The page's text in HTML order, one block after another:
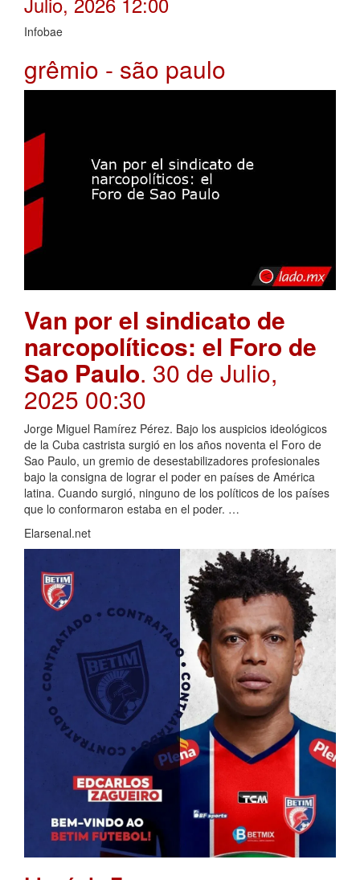
Infobae
grêmio - são paulo
Van por el sindicato de
narcopolíticos: el Foro de
Sao Paulo. 30 de Julio,
2025 00:30
Jorge Miguel Ramírez Pérez. Bajo los auspicios ideológicos
de la Cuba castrista surgió en los años noventa el Foro de
Sao Paulo, un gremio de desestabilizadores profesionales
bajo la consigna de lograr el poder en países de América
latina. Cuando surgió, ninguno de los políticos de los países
que lo conformaron estaba en el poder. …
Elarsenal.net